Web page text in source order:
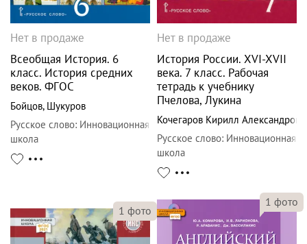
Нет в продаже
Всеобщая История. 6
класс. История средних
веков. ФГОС
Бойцов, Шукуров
Русское слово: Инновационная
школа
Нет в продаже
История России. XVI-XVII
века. 7 класс. Рабочая
тетрадь к учебнику
Пчелова, Лукина
Кочегаров Кирилл
Русское слово: Инновационная
школа
1 фото
1 фото